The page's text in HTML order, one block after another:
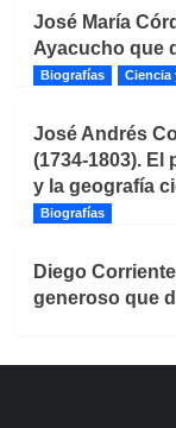
José María
Ayacucho que
Biografías Ciencia
José Andrés
(1734-1803). El
y la geografía
Biografías
Diego
generoso que